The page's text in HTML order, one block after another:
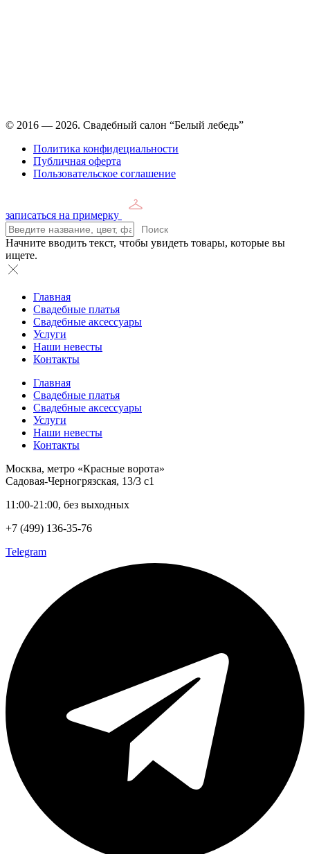
© 2016 — 2026. Свадебный салон “Белый лебедь”
Политика конфидециальности
Публичная оферта
Пользовательское соглашение
записаться на примерку
Поиск
Начните вводить текст, чтобы увидеть товары, которые вы
ищете.
Главная
Свадебные платья
Свадебные аксессуары
Услуги
Наши невесты
Контакты
Главная
Свадебные платья
Свадебные аксессуары
Услуги
Наши невесты
Контакты
Москва, метро «Красные ворота»
Садовая-Черногрязская, 13/3 с1
11:00-21:00, без выходных
+7 (499) 136-35-76
Telegram